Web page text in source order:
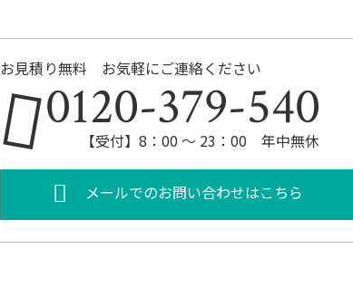
お見積り無料 お気軽にご連絡ください
0120-379-540
【受付】8：00 ～ 23：00 年中無休
メールでのお問い合わせはこちら